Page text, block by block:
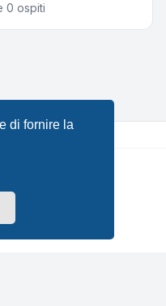
di fornire la
0 ospiti
© phpBB Limited •